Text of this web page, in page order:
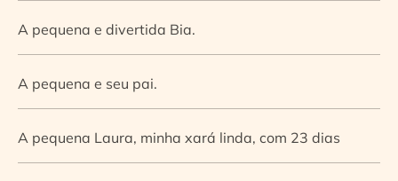
A pequena e divertida Bia.
A pequena e seu pai.
A pequena Laura, minha xará linda, com 23 dias